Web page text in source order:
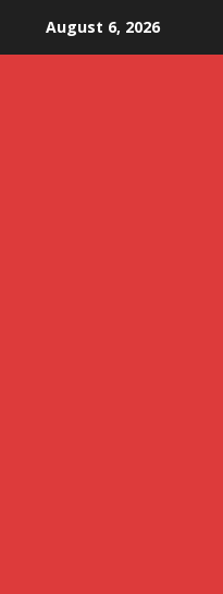
August 6, 2026